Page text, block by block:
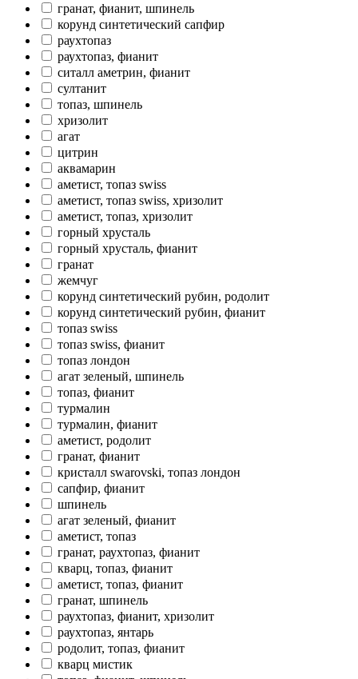
гранат, фианит, шпинель
корунд синтетический сапфир
раухтопаз
раухтопаз, фианит
ситалл аметрин, фианит
султанит
топаз, шпинель
хризолит
агат
цитрин
аквамарин
аметист, топаз swiss
аметист, топаз swiss, хризолит
аметист, топаз, хризолит
горный хрусталь
горный хрусталь, фианит
гранат
жемчуг
корунд синтетический рубин, родолит
корунд синтетический рубин, фианит
топаз swiss
топаз swiss, фианит
топаз лондон
агат зеленый, шпинель
топаз, фианит
турмалин
турмалин, фианит
аметист, родолит
гранат, фианит
кристалл swarovski, топаз лондон
сапфир, фианит
шпинель
агат зеленый, фианит
аметист, топаз
гранат, раухтопаз, фианит
кварц, топаз, фианит
аметист, топаз, фианит
гранат, шпинель
раухтопаз, фианит, хризолит
раухтопаз, янтарь
родолит, топаз, фианит
кварц мистик